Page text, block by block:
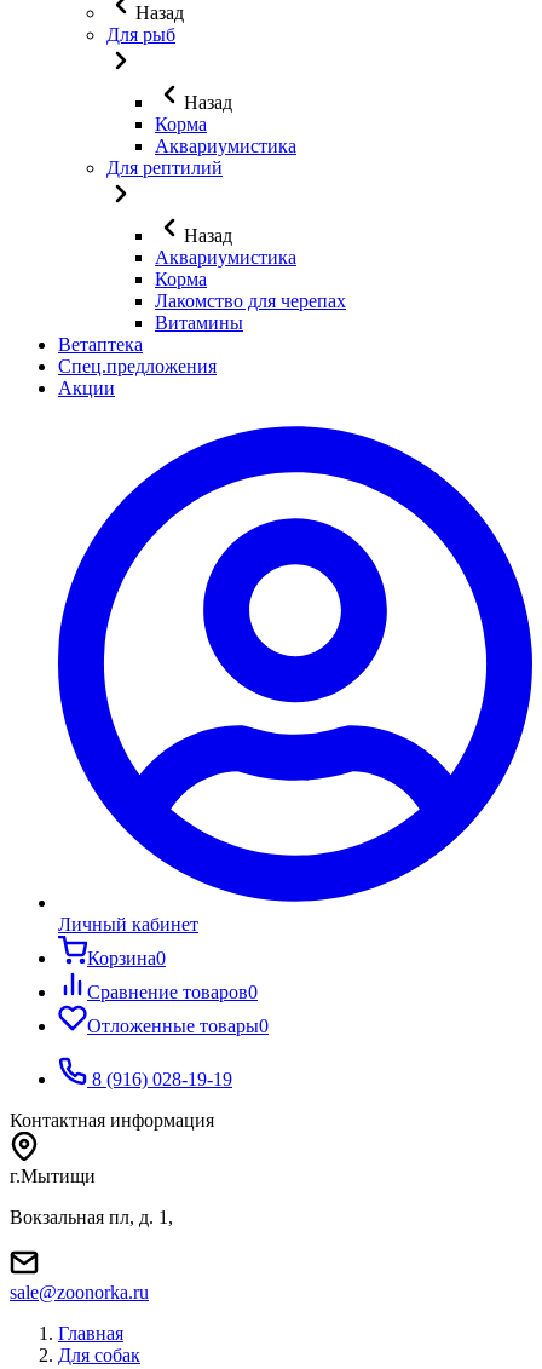
Назад
Для рыб
Назад
Корма
Аквариумистика
Для рептилий
Назад
Аквариумистика
Корма
Лакомство для черепах
Витамины
Ветаптека
Спец.предложения
Акции
Личный кабинет
Корзина0
Сравнение товаров0
Отложенные товары0
8 (916) 028-19-19
Контактная информация
г.Мытищи
Вокзальная пл, д. 1,
sale@zoonorka.ru
Главная
Для собак